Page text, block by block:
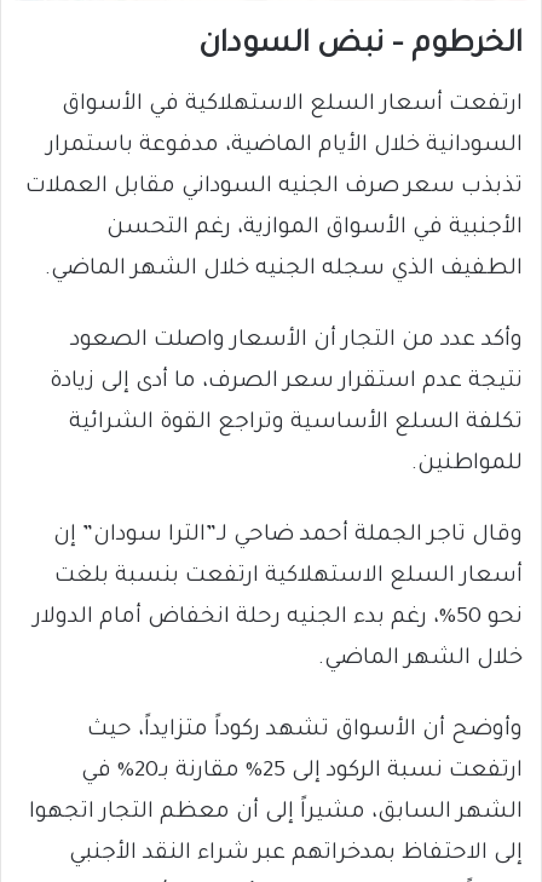
الخرطوم – نبض السودان
ارتفعت أسعار السلع الاستهلاكية في الأسواق
السودانية خلال الأيام الماضية، مدفوعة باستمرار
تذبذب سعر صرف الجنيه السوداني مقابل العملات
الأجنبية في الأسواق الموازية، رغم التحسن
الطفيف الذي سجله الجنيه خلال الشهر الماضي.
وأكد عدد من التجار أن الأسعار واصلت الصعود
نتيجة عدم استقرار سعر الصرف، ما أدى إلى زيادة
تكلفة السلع الأساسية وتراجع القوة الشرائية
للمواطنين.
وقال تاجر الجملة أحمد ضاحي لـ”الترا سودان” إن
أسعار السلع الاستهلاكية ارتفعت بنسبة بلغت
نحو 50%، رغم بدء الجنيه رحلة انخفاض أمام الدولار
خلال الشهر الماضي.
وأوضح أن الأسواق تشهد ركوداً متزايداً، حيث
ارتفعت نسبة الركود إلى 25% مقارنة بـ20% في
الشهر السابق، مشيراً إلى أن معظم التجار اتجهوا
إلى الاحتفاظ بمدخراتهم عبر شراء النقد الأجنبي